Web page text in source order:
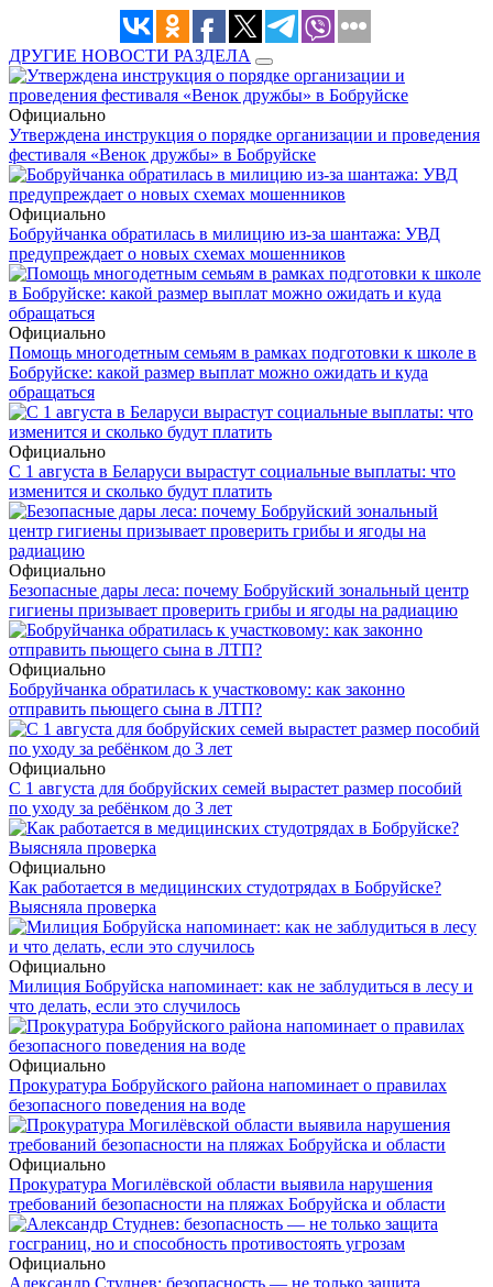
ДРУГИЕ НОВОСТИ РАЗДЕЛА
Официально
Утверждена инструкция о порядке организации и проведения
фестиваля «Венок дружбы» в Бобруйске
Официально
Бобруйчанка обратилась в милицию из-за шантажа: УВД
предупреждает о новых схемах мошенников
Официально
Помощь многодетным семьям в рамках подготовки к школе в
Бобруйске: какой размер выплат можно ожидать и куда
обращаться
Официально
С 1 августа в Беларуси вырастут социальные выплаты: что
изменится и сколько будут платить
Официально
Безопасные дары леса: почему Бобруйский зональный центр
гигиены призывает проверить грибы и ягоды на радиацию
Официально
Бобруйчанка обратилась к участковому: как законно
отправить пьющего сына в ЛТП?
Официально
С 1 августа для бобруйских семей вырастет размер пособий
по уходу за ребёнком до 3 лет
Официально
Как работается в медицинских студотрядах в Бобруйске?
Выясняла проверка
Официально
Милиция Бобруйска напоминает: как не заблудиться в лесу и
что делать, если это случилось
Официально
Прокуратура Бобруйского района напоминает о правилах
безопасного поведения на воде
Официально
Прокуратура Могилёвской области выявила нарушения
требований безопасности на пляжах Бобруйска и области
Официально